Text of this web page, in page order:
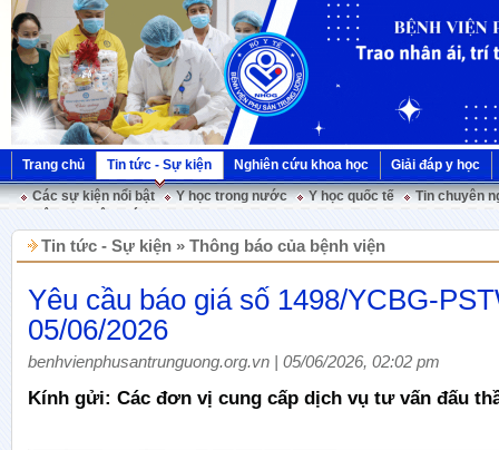
Trang chủ Tin tức - Sự kiện Nghiên cứu khoa học
Giải đáp y học
Các sự kiện nổi bật
Y học trong nước Y học quốc tế
Tin chuyên
Tin tức - Sự kiện » Thông báo của bệnh viện
Yêu cầu báo giá số 1498/YCBG-
05/06/2026
benhvienphusantrunguong.org.vn | 05/06/2026, 02:02 pm
Kính gửi: Các đơn vị cung cấp dịch vụ tư vấn đấu